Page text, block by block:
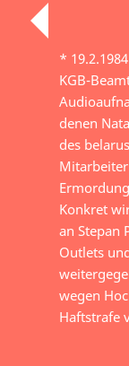
*
KGB-
denen
des
Konkret
an Stepan
Outlets
wegen
Haftstrafe